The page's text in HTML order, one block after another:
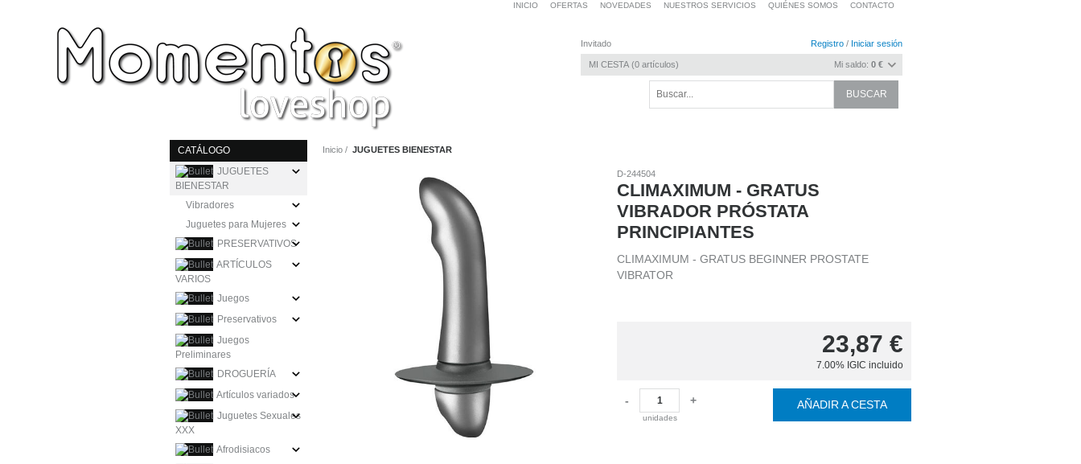
Invitado Registro / Iniciar sesión
MI CESTA 0 artículos Mi saldo: 0 €
INICIO OFERTAS NOVEDADES NUESTROS SERVICIOS QUIÉNES SOMOS CONTACTO
CATÁLOGO
JUGUETES
BIENESTAR
Vibradores
Juguetes para Mujeres
PRESERVATIVOS
ARTÍCULOS
VARIOS
Juegos
Preservativos
Juegos
Preliminares
DROGUERÍA
Artículos variados
Juguetes Sexuales
XXX
Afrodisiacos
Inicio JUGUETES BIENESTAR
D-244504
CLIMAXIMUM - GRATUS
VIBRADOR PRÓSTATA
PRINCIPIANTES
CLIMAXIMUM - GRATUS BEGINNER PROSTATE
VIBRATOR
23,87 €
7.00% IGIC incluido
-
unidades
+ AÑADIR A CESTA